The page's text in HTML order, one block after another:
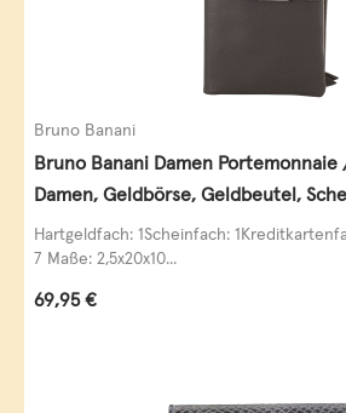
Bruno Banani
Bruno Banani Damen
Damen, Geldbörse, Geldbeutel,
Leder
Hartgeldfach: 1Scheinfach:
7 Maße: 2,5x20x10...
Regulärer Preis:
69,95 €